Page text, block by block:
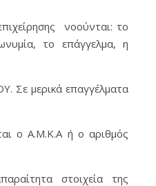
νοούνται: το
το επάγγελμα, η
Σε μερικά επαγγέλματα
ο Α.Μ.Κ.Α ή ο αριθμός
στοιχεία της